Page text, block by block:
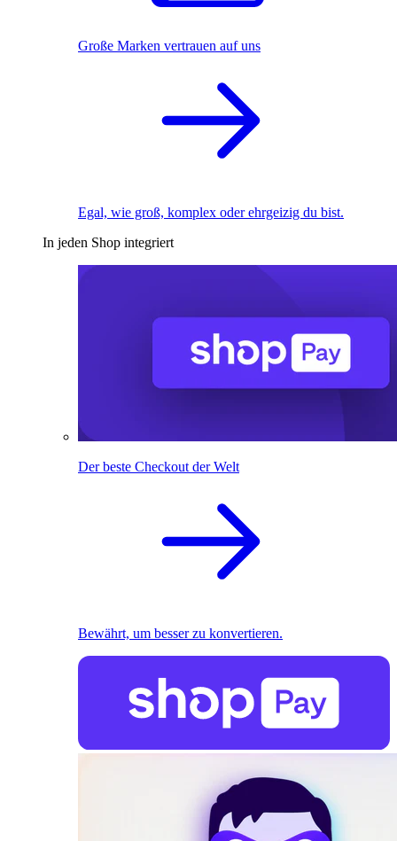
Große Marken vertrauen auf uns
Egal, wie groß, komplex oder ehrgeizig du bist.
In jeden Shop integriert
Der beste Checkout der Welt
Bewährt, um besser zu konvertieren.